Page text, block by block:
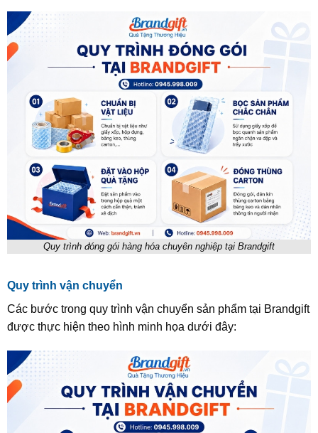
Quy trình đóng gói hàng hóa chuyên nghiệp tại Brandgift
Quy trình vận chuyển
Các bước trong quy trình vận chuyển sản phẩm tại Brandgift
được thực hiện theo hình minh họa dưới đây: